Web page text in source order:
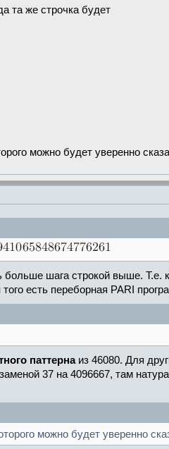
та же строчка будет
можно будет уверенно
шага строкой выше. Т.е.
есть переборная PARI
паттернаиз 46080. Для
37 на 4096667, там
можно будет уверенно